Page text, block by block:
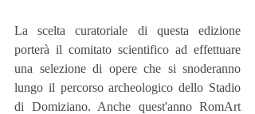
La scelta curatoriale di questa edizione
porterà il comitato scientifico ad effettuare
una selezione di opere che si snoderanno
lungo il percorso archeologico dello Stadio
di Domiziano. Anche quest'anno RomArt